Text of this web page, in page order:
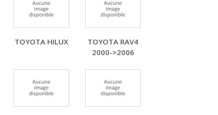
TOYOTA HILUX
TOYOTA RAV4
2000->2006